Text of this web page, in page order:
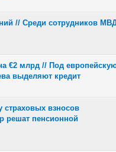
// Среди сотрудников
5
€2 млрд // Под
выделяют кредит
5
страховых взносов
решат пенсионной